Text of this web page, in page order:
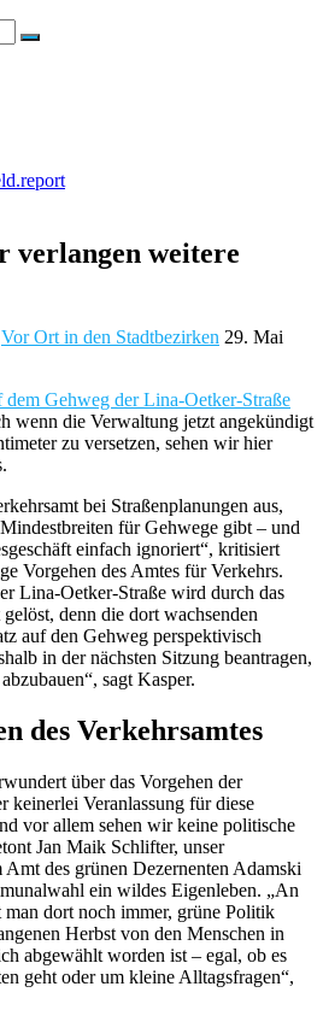
verlangen weitere
Vor Ort in den Stadtbezirken 29. Mai
Gehweg der Lina-Oetker-Straße
wenn die Verwaltung jetzt angekündigt
zu versetzen, sehen wir hier
bei Straßenplanungen aus,
für Gehwege gibt – und
einfach ignoriert“, kritisiert
Vorgehen des Amtes für Verkehrs.
Lina-Oetker-Straße wird durch das
denn die dort wachsenden
auf den Gehweg perspektivisch
in der nächsten Sitzung beantragen,
sagt Kasper.
des Verkehrsamtes
über das Vorgehen der
keinerlei Veranlassung für diese
vor allem sehen wir keine politische
Jan Maik Schlifter, unser
des grünen Dezernenten Adamski
ein wildes Eigenleben. „An
dort noch immer, grüne Politik
Herbst von den Menschen in
abgewählt worden ist – egal, ob es
geht oder um kleine Alltagsfragen“,